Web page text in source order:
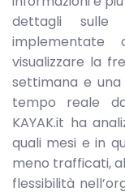
dettagli sulle
implementate
visualizzare la
settimana e
tempo reale
KAYAK.it ha
quali mesi e in
meno trafficati,
flessibilità